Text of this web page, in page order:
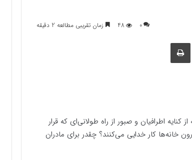
0
48 زمان تقریبی مطالعه 2 دقیقه
گذاری با ایمیل چاپ
کنایه اطرافیان و صبور از راه طولانی‌ای که قرار
خانه‌ها کار خدایی می‌کنند؟ چقدر برای مادران